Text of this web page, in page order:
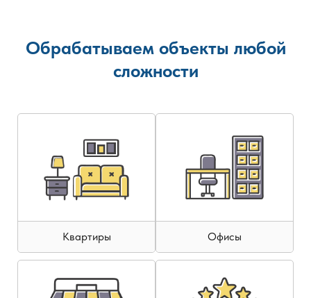
Обрабатываем объекты любой
сложности
Квартиры Офисы